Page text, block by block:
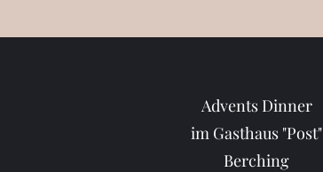
Advents Dinner
im Gasthaus "Post"
Berching